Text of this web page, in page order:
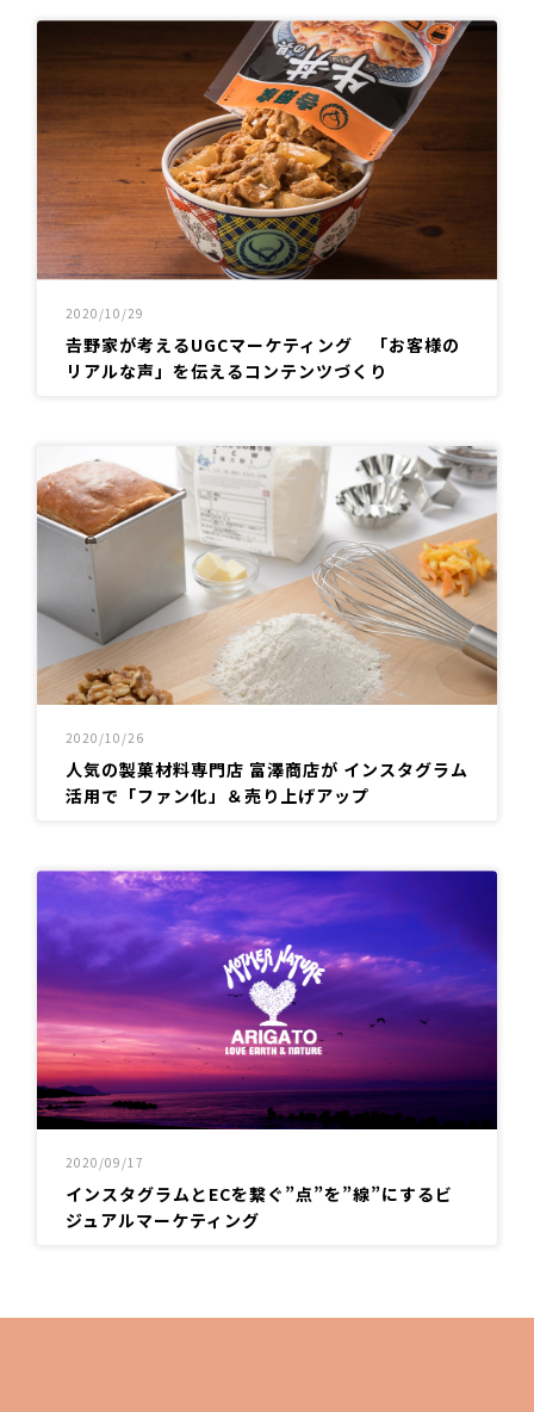
2020/10/29
𠮷野家が考えるUGCマーケティング 「お客様の
リアルな声」を伝えるコンテンツづくり
2020/10/26
人気の製菓材料専門店 富澤商店が インスタグラム
活用で「ファン化」＆売り上げアップ
2020/09/17
インスタグラムとECを繋ぐ”点”を”線”にするビ
ジュアルマーケティング